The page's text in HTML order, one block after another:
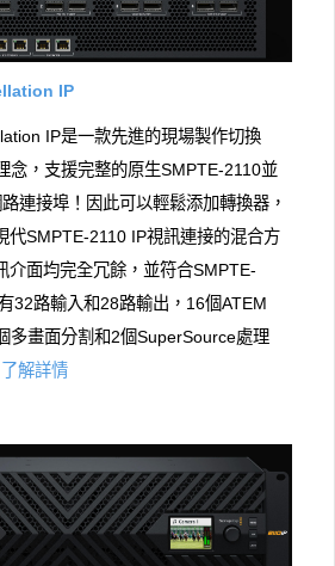
IP
IP是一款先進的現場製作切換
念，支援完整的原生SMPTE-2110並
連接埠！因此可以輕鬆添加轉換器，
代SMPTE-2110 IP視訊連接的混合方
介面均完全冗餘，並符合SMPTE-
32路輸入和28路輸出，16個ATEM
多畫面分割和2個SuperSource處理
了解詳情